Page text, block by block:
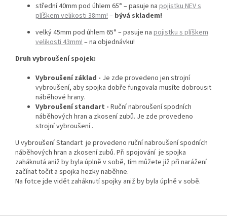
střední 40mm pod úhlem 65° –pasuje na pojistku NEV s
plíškem velikosti 38mm! – bývá skladem!
velký 45mm pod úhlem 65° – pasuje na pojistku s plíškem
velikosti 43mm! – na objednávku!
Druh vybroušení spojek:
Vybroušení základ - Je zde provedeno jen strojní
vybroušení, aby spojka dobře fungovala musíte dobrousit
náběhové hrany.
Vybroušení standart - Ruční nabroušení spodních
náběhových hran a zkosení zubů. Je zde provedeno
strojní vybroušení .
U vybroušení Standart je provedeno ruční nabroušení spodních
náběhových hran a zkosení zubů. Při spojování je spojka
zaháknutá aniž by byla úplně v sobě, tím můžete již při narážení
začínat točit a spojka hezky naběhne.
Na fotce jde vidět zaháknutí spojky aniž by byla úplně v sobě.